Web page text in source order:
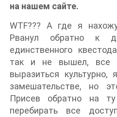
на нашем сайте.
WTF??? А где я
Рванул обратно к
единственного
так и не вышел, все
выразиться
замешательстве, но
Присев обратно на
перебирать все